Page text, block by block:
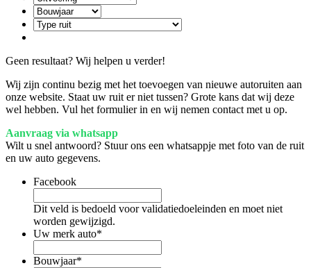
Geen resultaat? Wij helpen u verder!
Wij zijn continu bezig met het toevoegen van nieuwe autoruiten aan
onze website. Staat uw ruit er niet tussen? Grote kans dat wij deze
wel hebben. Vul het formulier in en wij nemen contact met u op.
Aanvraag via whatsapp
Wilt u snel antwoord? Stuur ons een whatsappje met foto van de ruit
en uw auto gegevens.
Facebook
Dit veld is bedoeld voor validatiedoeleinden en moet niet
worden gewijzigd.
Uw merk auto*
Bouwjaar*